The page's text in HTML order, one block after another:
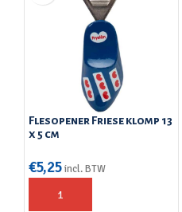
Flesopener Friese klomp 13
x 5 cm
€5,25 incl. BTW